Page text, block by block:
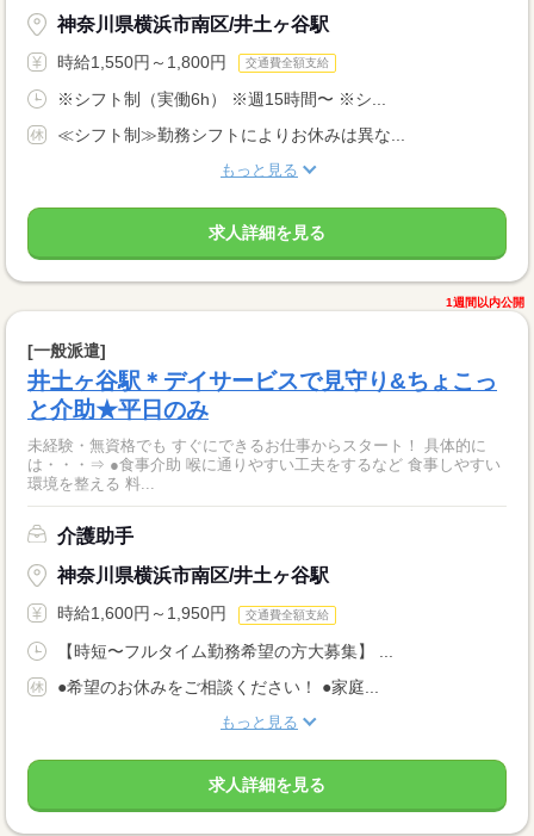
神奈川県横浜市南区/井土ヶ谷駅
時給1,550円～1,800円 交通費全額支給
※シフト制（実働6h） ※週15時間〜 ※シ...
≪シフト制≫勤務シフトによりお休みは異な...
もっと見る
求人詳細を見る
1週間以内公開
[一般派遣]
井土ヶ谷駅＊デイサービスで見守り&ちょこっ
と介助★平日のみ
未経験・無資格でも すぐにできるお仕事からスタート！ 具体的に
は・・・⇒ ●食事介助 喉に通りやすい工夫をするなど 食事しやすい
環境を整える 料...
介護助手
神奈川県横浜市南区/井土ヶ谷駅
時給1,600円～1,950円 交通費全額支給
【時短〜フルタイム勤務希望の方大募集】 ...
●希望のお休みをご相談ください！ ●家庭...
もっと見る
求人詳細を見る